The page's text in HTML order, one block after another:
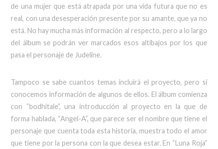
de una mujer que está atrapada por una vida futura que no es
real, con una desesperación presente por su amante, que ya no
está. No hay mucha más información al respecto, pero a lo largo
del álbum se podrán ver marcados esos altibajos por los que
pasa el personaje de Judeline.
Tampoco se sabe cuantos temas incluirá el proyecto, pero si
conocemos información de algunos de ellos. El álbum comienza
con “bodhitale”, una introducción al proyecto en la que de
forma hablada, “Angel-A”, que parece ser el nombre que tiene el
personaje que cuenta toda esta historia, muestra todo el amor
que tiene por la persona con la que desea estar. En “Luna Roja”